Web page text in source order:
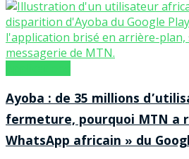
Ayoba : de 35 millions
fermeture, pourquoi MTN a
WhatsApp africain » du